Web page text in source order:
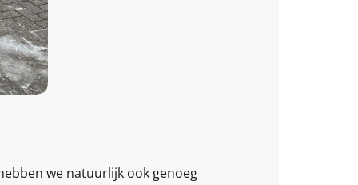
we natuurlijk ook genoeg